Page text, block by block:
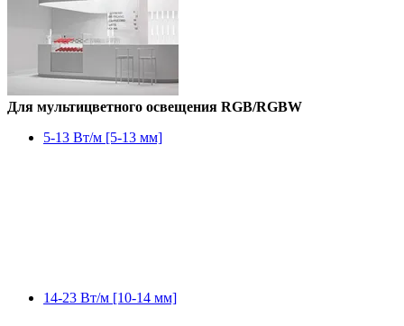
Для мультицветного освещения RGB/RGBW
5-13 Вт/м [5-13 мм]
14-23 Вт/м [10-14 мм]